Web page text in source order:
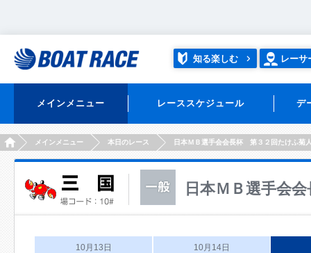
知る楽しむ レーサ
メインメニュー レーススケジュール デ
HOMEメインメニュー 本日のレース 日本ＭＢ選手会会長杯 第３２回たけふ菊
日本ＭＢ選手会
10月13日 10月14日